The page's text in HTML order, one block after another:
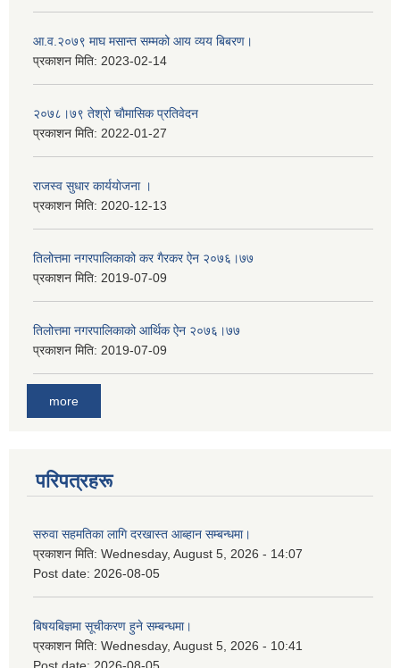
आ.व.२०७९ माघ मसान्त सम्मको आय व्यय बिबरण।
प्रकाशन मिति: 2023-02-14
२०७८।७९ तेश्राे चाैमासिक प्रतिवेदन
प्रकाशन मिति: 2022-01-27
राजस्व सुधार कार्ययाेजना ।
प्रकाशन मिति: 2020-12-13
तिलोत्तमा नगरपालिकाको कर गैरकर ऐन २०७६।७७
प्रकाशन मिति: 2019-07-09
तिलोत्तमा नगरपालिकाको आर्थिक ऐन २०७६।७७
प्रकाशन मिति: 2019-07-09
more
परिपत्रहरू
सरुवा सहमतिका लागि दरखास्त आब्हान सम्बन्धमा।
प्रकाशन मिति: Wednesday, August 5, 2026 - 14:07
Post date: 2026-08-05
बिषयबिज्ञमा सूचीकरण हुने सम्बन्धमा।
प्रकाशन मिति: Wednesday, August 5, 2026 - 10:41